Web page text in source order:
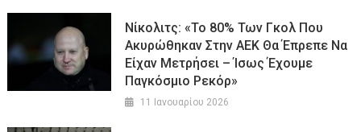
Νίκολιτς: «Το 80% Των Γκολ Που
Ακυρώθηκαν Στην ΑΕΚ Θα Έπρεπε Να
Είχαν Μετρήσει – Ίσως Έχουμε
Παγκόσμιο Ρεκόρ»
11 Ιανουαρίου 2026